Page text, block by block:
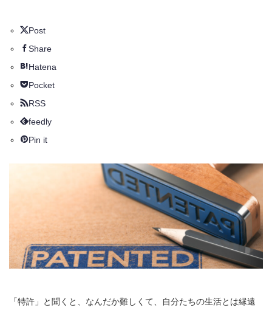
Post
Share
Hatena
Pocket
RSS
feedly
Pin it
「特許」と聞くと、なんだか難しくて、自分たちの生活とは縁遠